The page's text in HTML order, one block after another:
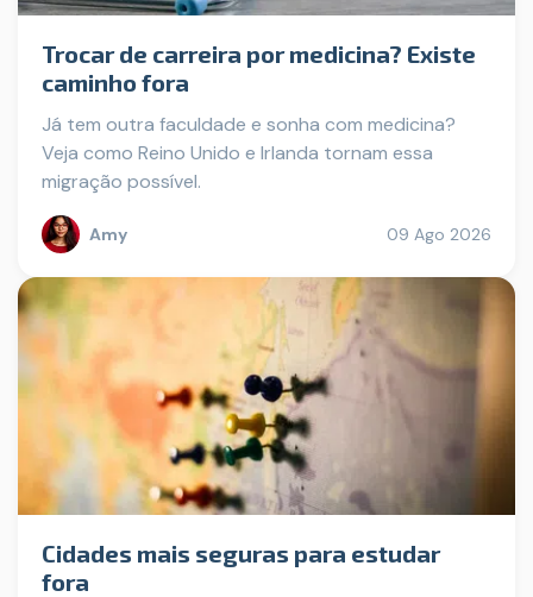
Trocar de carreira por medicina? Existe
caminho fora
Já tem outra faculdade e sonha com medicina?
Veja como Reino Unido e Irlanda tornam essa
migração possível.
Amy 09 Ago 2026
Cidades mais seguras para estudar
fora